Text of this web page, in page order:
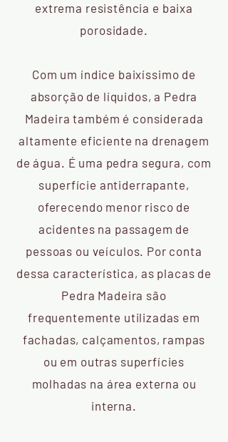
extrema resistência e baixa
porosidade.
Com um índice baixíssimo de
absorção de líquidos, a Pedra
Madeira também é considerada
altamente eficiente na drenagem
de água. É uma pedra segura, com
superfície antiderrapante,
oferecendo menor risco de
acidentes na passagem de
pessoas ou veículos. Por conta
dessa característica, as placas de
Pedra Madeira são
frequentemente utilizadas em
fachadas, calçamentos, rampas
ou em outras superfícies
molhadas na área externa ou
interna.